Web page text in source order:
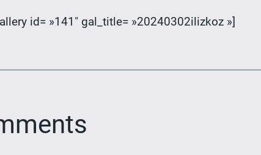
id= »141″ gal_title= »20240302ilizkoz »]